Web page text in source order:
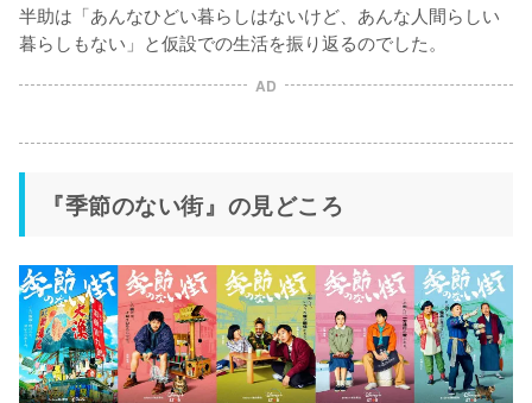
半助は「あんなひどい暮らしはないけど、あんな人間らしい
暮らしもない」と仮設での生活を振り返るのでした。
AD
『季節のない街』の見どころ